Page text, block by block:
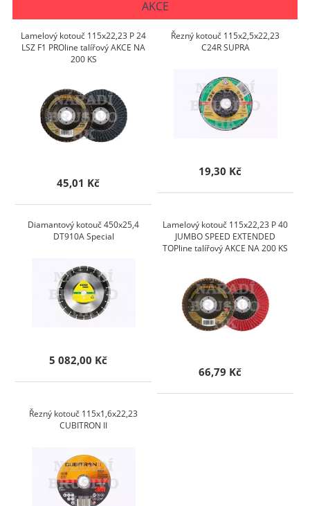
AKCE
Lamelový kotouč 115x22,23 P 24
LSZ F1 PROline talířový AKCE NA
200 KS
45,01 Kč
Řezný kotouč 115x2,5x22,23
C24R SUPRA
19,30 Kč
Diamantový kotouč 450x25,4
DT910A Special
5 082,00 Kč
Lamelový kotouč 115x22,23 P 40
JUMBO SPEED EXTENDED
TOPline talířový AKCE NA 200 KS
66,79 Kč
Řezný kotouč 115x1,6x22,23
CUBITRON II